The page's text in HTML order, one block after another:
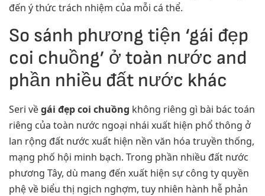
đến ý thức trách nhiệm của mỗi cá thể.
So sánh phương tiện ‘gái đẹp
coi chuồng’ ở toàn nước and
phần nhiều đất nước khác
Seri vềgái đẹp coi chuồng không riêng gì bài bác toán
riêng của toàn nước ngoại nhái xuất hiện phổ thông ở
lan rộng đất nước xuất hiện nền văn hóa truyền thống,
mạng phố hội minh bạch. Trong phần nhiều đất nước
phương Tây, dù mang đến xuất hiện sự công ty quyền
phệ về biểu thị ngịch nghợm, tuy nhiên hành hễ phản